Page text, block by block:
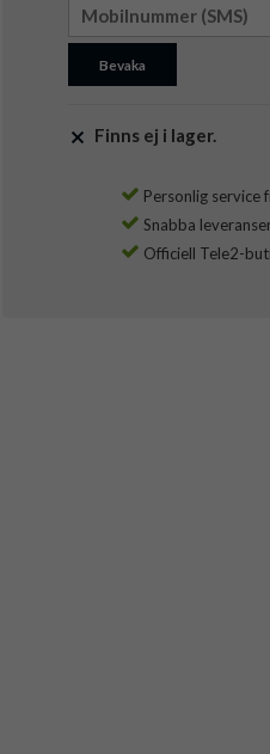
Bevaka
Finns ej i lager.
Personlig service
Snabba
Officiell Tele2-